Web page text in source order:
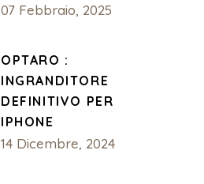
07 Febbraio, 2025
OPTARO :
INGRANDITORE
DEFINITIVO PER
IPHONE
14 Dicembre, 2024